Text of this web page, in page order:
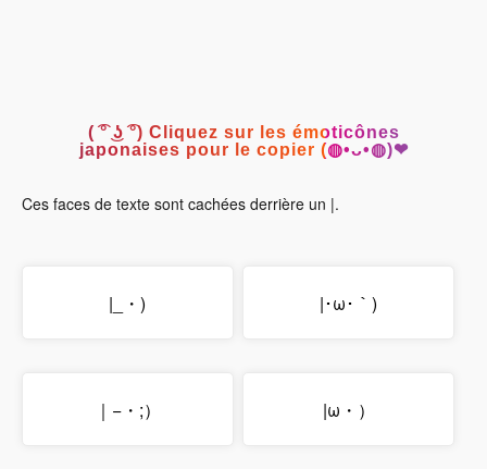
( ͡° ͜ʖ ͡°) Cliquez sur les émoticônes
japonaises pour le copier (◍•ᴗ•◍)❤
Ces faces de texte sont cachées derrière un |.
|_・) |･ω･｀)
｜−・;） |ω・）